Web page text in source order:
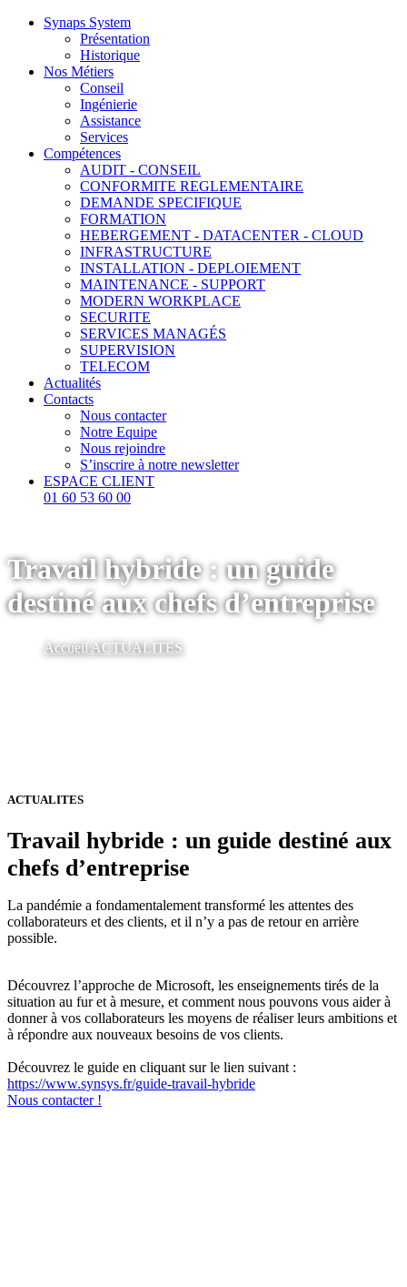
Synaps System
Présentation
Historique
Nos Métiers
Conseil
Ingénierie
Assistance
Services
Compétences
AUDIT - CONSEIL
CONFORMITE REGLEMENTAIRE
DEMANDE SPECIFIQUE
FORMATION
HEBERGEMENT - DATACENTER - CLOUD
INFRASTRUCTURE
INSTALLATION - DEPLOIEMENT
MAINTENANCE - SUPPORT
MODERN WORKPLACE
SECURITE
SERVICES MANAGÉS
SUPERVISION
TELECOM
Actualités
Contacts
Nous contacter
Notre Equipe
Nous rejoindre
S’inscrire à notre newsletter
ESPACE CLIENT
01 60 53 60 00
Travail hybride : un guide
destiné aux chefs d’entreprise
AccueilACTUALITES
ACTUALITES
Travail hybride : un guide destiné aux
chefs d’entreprise
La pandémie a fondamentalement transformé les attentes des
collaborateurs et des clients, et il n’y a pas de retour en arrière
possible.
Découvrez l’approche de Microsoft, les enseignements tirés de la
situation au fur et à mesure, et comment nous pouvons vous aider à
donner à vos collaborateurs les moyens de réaliser leurs ambitions et
à répondre aux nouveaux besoins de vos clients.
Découvrez le guide en cliquant sur le lien suivant :
https://www.synsys.fr/guide-travail-hybride
Nous contacter !